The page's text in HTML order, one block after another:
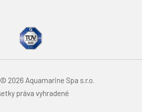
2026 Aquamarine Spa s.r.o.
práva vyhradené